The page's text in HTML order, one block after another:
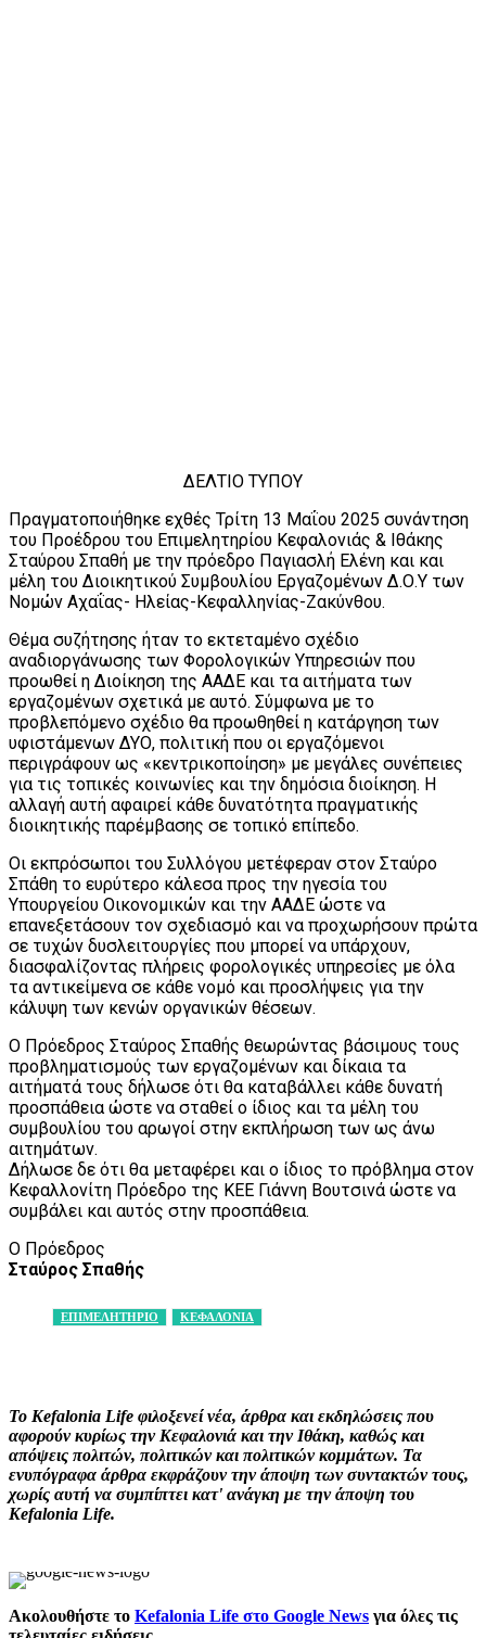
ΔΕΛΤΙΟ ΤΥΠΟΥ
Πραγματοποιήθηκε εχθές Τρίτη 13 Μαΐου 2025 συνάντηση
του Προέδρου του Επιμελητηρίου Κεφαλονιάς & Ιθάκης
Σταύρου Σπαθή με την πρόεδρο Παγιασλή Ελένη και και
μέλη του Διοικητικού Συμβουλίου Εργαζομένων Δ.Ο.Υ των
Νομών Αχαΐας- Ηλείας-Κεφαλληνίας-Ζακύνθου.
Θέμα συζήτησης ήταν το εκτεταμένο σχέδιο
αναδιοργάνωσης των Φορολογικών Υπηρεσιών που
προωθεί η Διοίκηση της ΑΑΔΕ και τα αιτήματα των
εργαζομένων σχετικά με αυτό. Σύμφωνα με το
προβλεπόμενο σχέδιο θα προωθηθεί η κατάργηση των
υφιστάμενων ΔΥΟ, πολιτική που οι εργαζόμενοι
περιγράφουν ως «κεντρικοποίηση» με μεγάλες συνέπειες
για τις τοπικές κοινωνίες και την δημόσια διοίκηση. Η
αλλαγή αυτή αφαιρεί κάθε δυνατότητα πραγματικής
διοικητικής παρέμβασης σε τοπικό επίπεδο.
Οι εκπρόσωποι του Συλλόγου μετέφεραν στον Σταύρο
Σπάθη το ευρύτερο κάλεσα προς την ηγεσία του
Υπουργείου Οικονομικών και την ΑΑΔΕ ώστε να
επανεξετάσουν τον σχεδιασμό και να προχωρήσουν πρώτα
σε τυχών δυσλειτουργίες που μπορεί να υπάρχουν,
διασφαλίζοντας πλήρεις φορολογικές υπηρεσίες με όλα
τα αντικείμενα σε κάθε νομό και προσλήψεις για την
κάλυψη των κενών οργανικών θέσεων.
Ο Πρόεδρος Σταύρος Σπαθής θεωρώντας βάσιμους τους
προβληματισμούς των εργαζομένων και δίκαια τα
αιτήματά τους δήλωσε ότι θα καταβάλλει κάθε δυνατή
προσπάθεια ώστε να σταθεί ο ίδιος και τα μέλη του
συμβουλίου του αρωγοί στην εκπλήρωση των ως άνω
αιτημάτων.
Δήλωσε δε ότι θα μεταφέρει και ο ίδιος το πρόβλημα στον
Κεφαλλονίτη Πρόεδρο της ΚΕΕ Γιάννη Βουτσινά ώστε να
συμβάλει και αυτός στην προσπάθεια.
Ο Πρόεδρος
Σταύρος Σπαθής
ΕΠΙΜΕΛΗΤΗΡΙΟ ΚΕΦΑΛΟΝΙΑ
Το Kefalonia Life φιλοξενεί νέα, άρθρα και εκδηλώσεις που
αφορούν κυρίως την Κεφαλονιά και την Ιθάκη, καθώς και
απόψεις πολιτών, πολιτικών και πολιτικών κομμάτων. Τα
ενυπόγραφα άρθρα εκφράζουν την άποψη των συντακτών τους,
χωρίς αυτή να συμπίπτει κατ' ανάγκη με την άποψη του
Kefalonia Life.
Ακολουθήστε το Kefalonia Life στο Google News για όλες τις